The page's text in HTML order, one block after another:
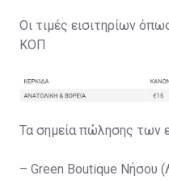
Οι τιμές εισιτηρίων
ΚΟΠ
Τα σημεία πώλησης των
– Green Boutique Νήσου